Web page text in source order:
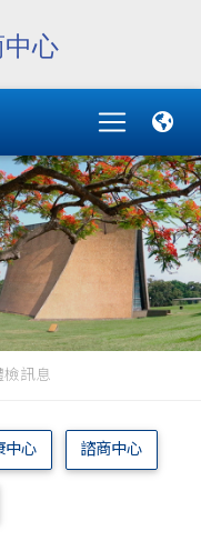
檢訊息
中心 諮商中心